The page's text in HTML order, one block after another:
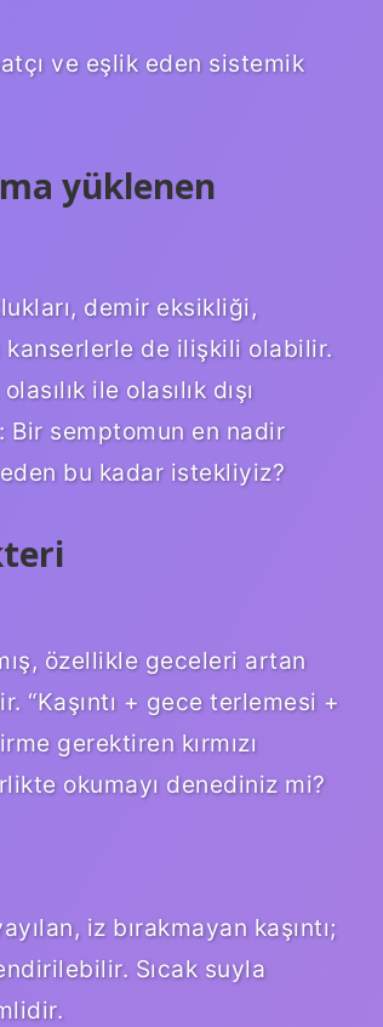
ve eşlik eden sistemik
yüklenen
demir eksikliği,
kanserlerle de ilişkili olabilir.
ile olasılık dışı
Bir semptomun en nadir
bu kadar istekliyiz?
özellikle geceleri artan
“Kaşıntı + gece terlemesi +
gerektiren kırmızı
okumayı denediniz mi?
iz bırakmayan kaşıntı;
Sıcak suyla